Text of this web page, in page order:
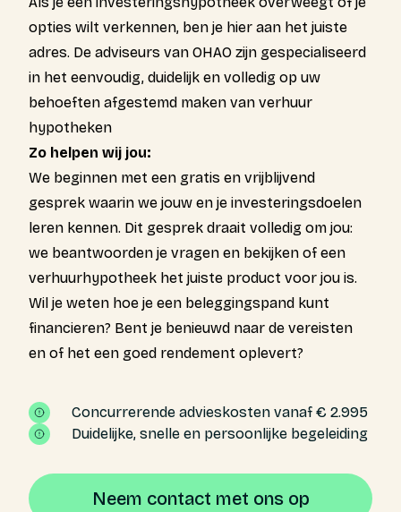
opties wilt verkennen, ben je hier aan het juiste
adres. De adviseurs van OHAO zijn gespecialiseerd
in het eenvoudig, duidelijk en volledig op uw
behoeften afgestemd maken van verhuur
hypotheken
Zo helpen wij jou:
We beginnen met een gratis en vrijblijvend
gesprek waarin we jouw en je investeringsdoelen
leren kennen. Dit gesprek draait volledig om jou:
we beantwoorden je vragen en bekijken of een
verhuurhypotheek het juiste product voor jou is.
Wil je weten hoe je een beleggingspand kunt
financieren? Bent je benieuwd naar de vereisten
en of het een goed rendement oplevert?
Concurrerende advieskosten vanaf € 2.995
Duidelijke, snelle en persoonlijke begeleiding
Neem contact met ons op